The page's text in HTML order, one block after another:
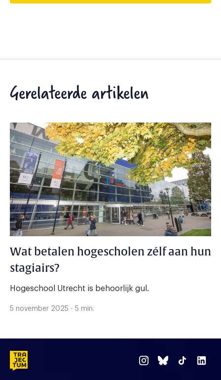
Gerelateerde artikelen
Wat betalen hogescholen zélf aan hun
stagiairs?
Hogeschool Utrecht is behoorlijk gul.
5 november 2025 - 5 min.